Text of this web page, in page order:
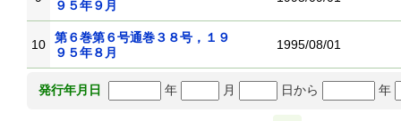
９５年９月
10
第６巻第６号通巻３８号，１９
９５年８月
1995/08/01
発行年月日 年 月 日から 年